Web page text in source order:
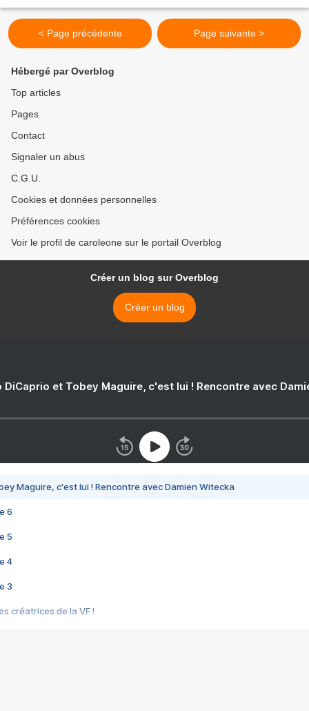
élégant...
< Page précédente Page suivante >
Hébergé par Overblog
Top articles
Pages
Contact
Signaler un abus
C.G.U.
Cookies et données personnelles
Préférences cookies
Voir le profil de caroleone sur le portail Overblog
Créer un blog sur Overblog
Créer un blog
DiCaprio et Tobey Maguire, c'est lui ! Rencontre avec
Maguire, c'est lui ! Rencontre avec Damien Witecka
6
5
4
3
créatrices de la VF !